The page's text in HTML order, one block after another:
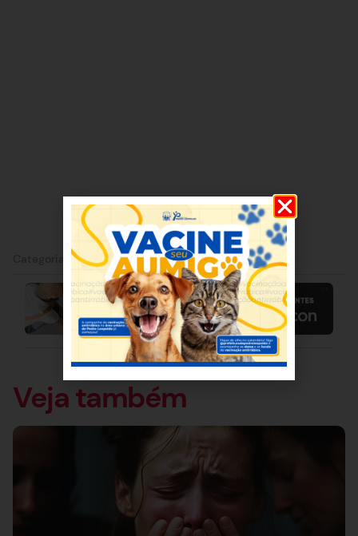
Categorias:Pedro Leopoldo|Política|Saúde
Veja também